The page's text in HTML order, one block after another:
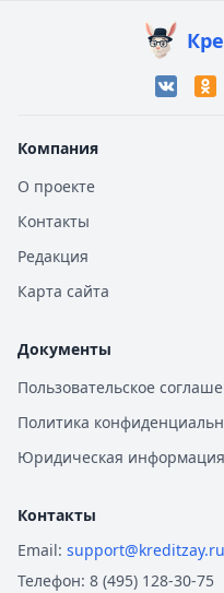
Компания
О проекте
Контакты
Редакция
Карта сайта
Документы
Пользовательское
Политика
Юридическая информация
Контакты
Email: support@kreditzay.ru
Телефон: 8 (495) 128-30-75